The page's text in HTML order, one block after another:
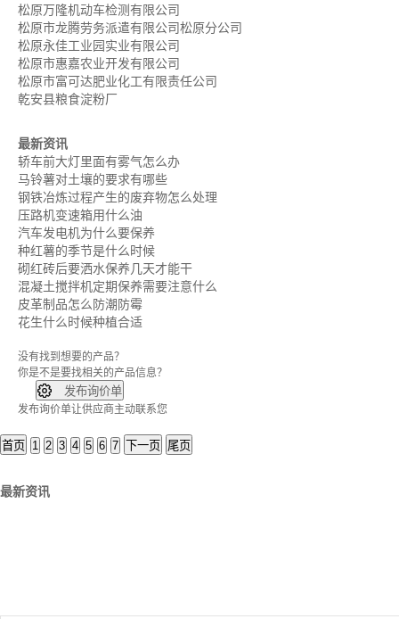
松原万隆机动车检测有限公司
松原市龙腾劳务派遣有限公司松原分公司
松原永佳工业园实业有限公司
松原市惠嘉农业开发有限公司
松原市富可达肥业化工有限责任公司
乾安县粮食淀粉厂
最新资讯
轿车前大灯里面有雾气怎么办
马铃薯对土壤的要求有哪些
钢铁冶炼过程产生的废弃物怎么处理
压路机变速箱用什么油
汽车发电机为什么要保养
种红薯的季节是什么时候
砌红砖后要洒水保养几天才能干
混凝土搅拌机定期保养需要注意什么
皮革制品怎么防潮防霉
花生什么时候种植合适
没有找到想要的产品？
你是不是要找相关的产品信息？
 发布询价单
发布询价单让供应商主动联系您
首页 1 2 3 4 5 6 7 下一页 尾页
最新资讯